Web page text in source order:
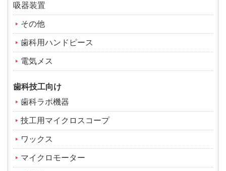
吸器装置
その他
歯科用ハンドピース
電気メス
歯科技工向け
歯科ラボ機器
技工用マイクロスコープ
ワックス
マイクロモーター